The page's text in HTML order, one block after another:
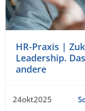
HR-Praxis |
Leadership.
andere
24okt2025